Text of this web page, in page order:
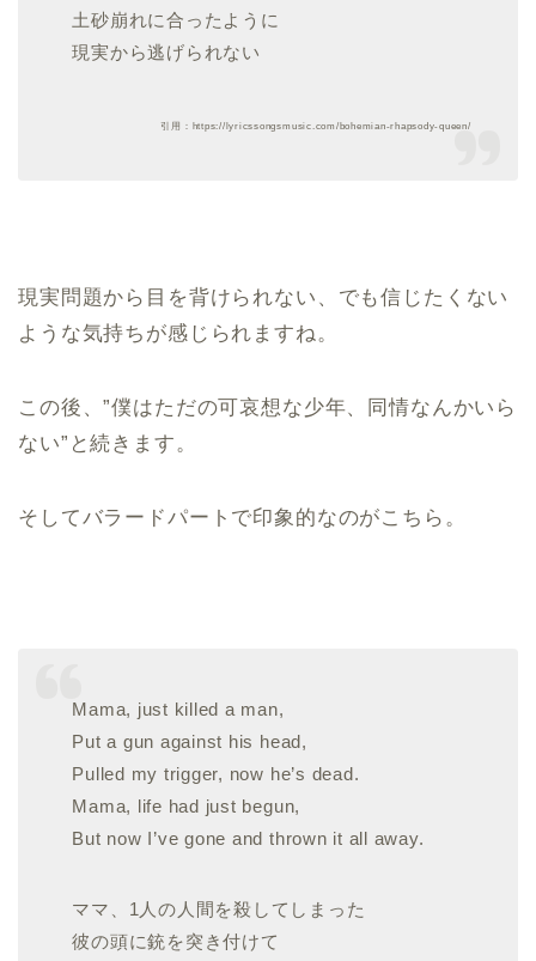
土砂崩れに合ったように
現実から逃げられない
引用：https://lyricssongsmusic.com/bohemian-rhapsody-queen/
現実問題から目を背けられない、でも信じたくない
ような気持ちが感じられますね。
この後、”僕はただの可哀想な少年、同情なんかいら
ない”と続きます。
そしてバラードパートで印象的なのがこちら。
Mama, just killed a man,
Put a gun against his head,
Pulled my trigger, now he’s dead.
Mama, life had just begun,
But now I’ve gone and thrown it all away.
ママ、1人の人間を殺してしまった
彼の頭に銃を突き付けて